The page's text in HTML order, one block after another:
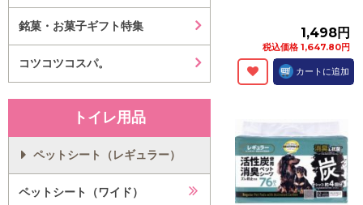
銘菓・お菓子ギフト特集
コツコツコスパ。
トイレ用品
ペットシート（レギュラー）
ペットシート（ワイド）
1,498円
税込価格 1,647.80円
カートに追加